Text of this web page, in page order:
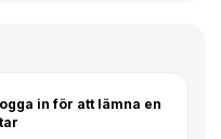
in för att lämna en